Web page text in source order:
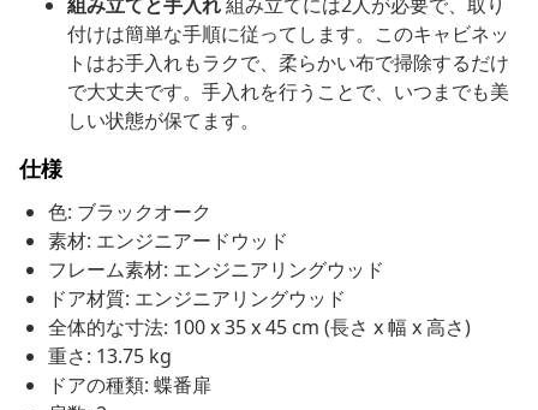
付けは簡単な手順に従ってします。このキャビネッ
トはお手入れもラクで、柔らかい布で掃除するだけ
で大丈夫です。手入れを行うことで、いつまでも美
しい状態が保てます。
仕様
色: ブラックオーク
素材: エンジニアードウッド
フレーム素材: エンジニアリングウッド
ドア材質: エンジニアリングウッド
全体的な寸法: 100 x 35 x 45 cm (長さ x 幅 x 高さ)
重さ: 13.75 kg
ドアの種類: 蝶番扉